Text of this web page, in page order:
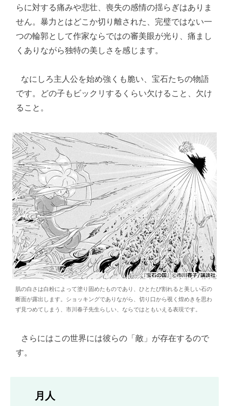
らに対する痛みや悲壮、喪失の感情の揺らぎはありま
せん。暴力とはどこか切り離された、完璧ではない一
つの輪郭として作家ならではの審美眼が光り、痛まし
くありながら独特の美しさを感じます。
です。どの子もビックリするくらい欠けること、欠け
ること。
肌の白さは白粉によって塗り固めたものであり、ひとたび割れると美しい石の
断面が露出します。ショッキングでありながら、切り口から覗く煌めきを思わ
ず見つめてしまう、市川春子先生らしい、ならではともいえる表現です。
す。
月人